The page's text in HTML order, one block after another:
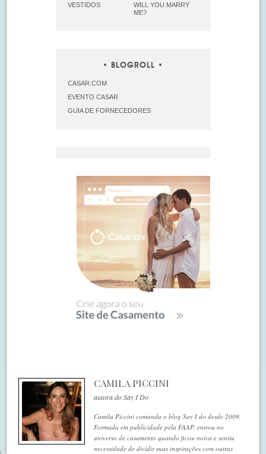
VESTIDOS
WILL YOU MARRY
ME?
BLOGROLL
CASAR.COM
EVENTO CASAR
GUIA DE FORNECEDORES
CAMILA PICCINI
autora do Say I Do
Camila Piccini comanda o blog Say I do desde 2009.
Formada em publicidade pela FAAP, entrou no
universo de casamento quando ficou noiva e sentiu
necessidade de dividir suas inspirações com outras